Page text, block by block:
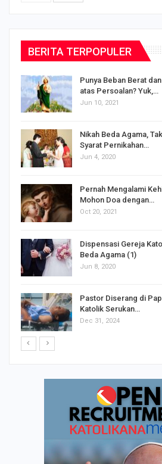
BERITA TERPOPULER
Punya Beban Berat
atas Persoalan? Yuk,…
Jun 10, 2021
Nikah Beda Agama,
Syarat Pernikahan…
Jun 4, 2020
Pernah Mengalami
Mohon Doa dengan…
Oct 20, 2021
Dispensasi Gereja
Beda Agama (1)
Jun 8, 2020
Pastor Diserang di
Katolik Serukan…
Dec 31, 2024